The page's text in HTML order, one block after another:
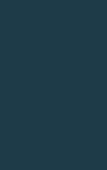
expansiven
im
Ihr
Intimität